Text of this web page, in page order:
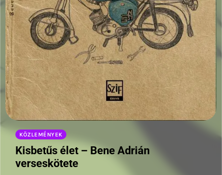
KÖZLEMÉNYEK
Kisbetűs élet – Bene Adrián
verseskötete